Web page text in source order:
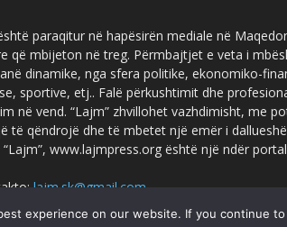
paraqitur në hapësirën mediale në
që mbijeton në treg. Përmbajtjet e veta i
dinamike, nga sfera politike, ekonomiko-
sportive, etj.. Falë përkushtimit dhe
në vend. “Lajm” zhvillohet vazhdimisht, me
të qëndrojë dhe të mbetet një emër i
“Lajm”, www.lajmpress.org është një ndër
lajm.sk@gmail.com
experience on our website. If you continue